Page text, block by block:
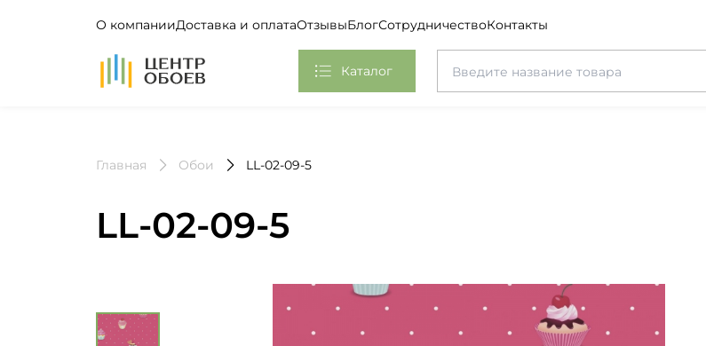
О компанииДоставка и оплатаОтзывыБлогСотрудничествоКонтакты
На Главную
Каталог
Фотообои, Панно
Самоклеющаяся пленка
Главная Обои LL-02-09-5
LL-02-09-5